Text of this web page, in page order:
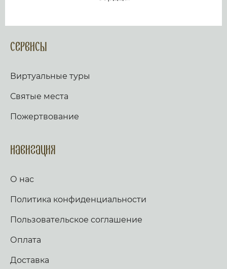
Сервисы
Виртуальные туры
Святые места
Пожертвование
Навигация
О нас
Политика конфиденциальности
Пользовательское соглашение
Оплата
Доставка